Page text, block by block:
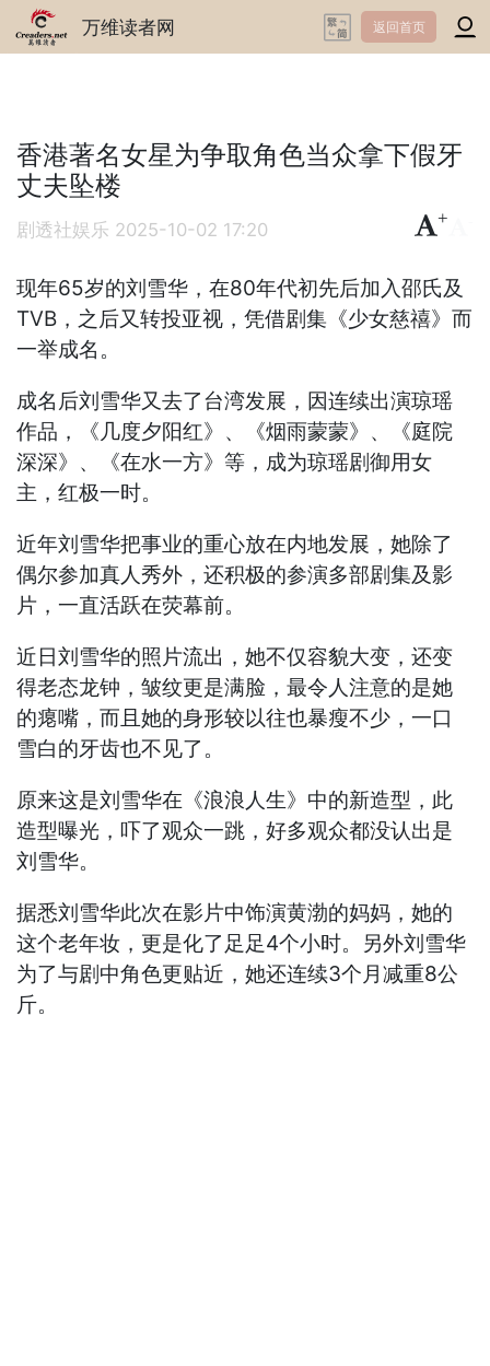
万维读者网 返回首页
香港著名女星为争取角色当众拿下假牙
丈夫坠楼
剧透社娱乐 2025-10-02 17:20
+
现年65岁的刘雪华，在80年代初先后加入邵氏及
TVB，之后又转投亚视，凭借剧集《少女慈禧》而
一举成名。
成名后刘雪华又去了台湾发展，因连续出演琼瑶
作品，《几度夕阳红》、《烟雨蒙蒙》、《庭院
深深》、《在水一方》等，成为琼瑶剧御用女
主，红极一时。
近年刘雪华把事业的重心放在内地发展，她除了
偶尔参加真人秀外，还积极的参演多部剧集及影
片，一直活跃在荧幕前。
近日刘雪华的照片流出，她不仅容貌大变，还变
得老态龙钟，皱纹更是满脸，最令人注意的是她
的瘪嘴，而且她的身形较以往也暴瘦不少，一口
雪白的牙齿也不见了。
原来这是刘雪华在《浪浪人生》中的新造型，此
造型曝光，吓了观众一跳，好多观众都没认出是
刘雪华。
据悉刘雪华此次在影片中饰演黄渤的妈妈，她的
这个老年妆，更是化了足足4个小时。另外刘雪华
为了与剧中角色更贴近，她还连续3个月减重8公
斤。